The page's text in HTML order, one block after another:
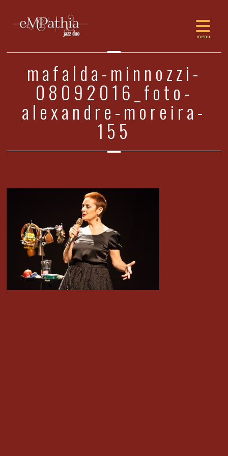
mafalda-minnozzi-
08092016_foto-
alexandre-moreira-
155